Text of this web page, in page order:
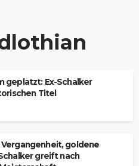
geplatzt: Ex-Schalker
Titel
goldene
greift nach